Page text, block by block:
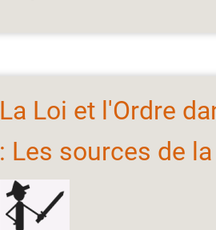
La Loi et l'Ordre
: Les sources de